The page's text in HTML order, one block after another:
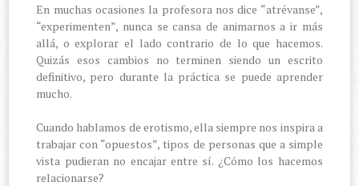
En muchas ocasiones la profesora nos dice “atrévanse”,
“experimenten”, nunca se cansa de animarnos a ir más
allá, o explorar el lado contrario de lo que hacemos.
Quizás esos cambios no terminen siendo un escrito
definitivo, pero durante la práctica se puede aprender
mucho.
Cuando hablamos de erotismo, ella siempre nos inspira a
trabajar con “opuestos”, tipos de personas que a simple
vista pudieran no encajar entre sí. ¿Cómo los hacemos
relacionarse?